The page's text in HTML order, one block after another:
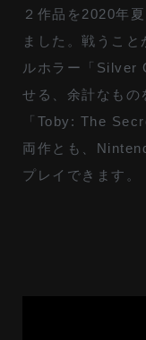
２作品を2020年
ました。戦うこ
ルホラー「Silver
せる、余計なもの
「Toby: The
両作とも、
プレイできます。